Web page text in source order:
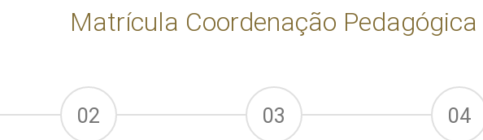
Matrícula Coordenação Pedagógica
02 03 04